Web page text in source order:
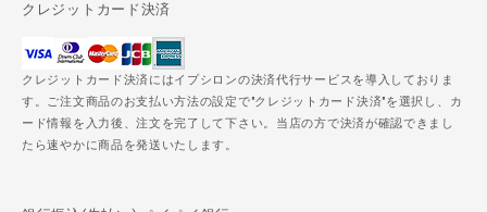
クレジットカード決済
クレジットカード決済にはイプシロンの決済代行サービスを導入しておりま
す。ご注文商品のお支払い方法の設定で"クレジットカード決済"を選択し、カ
ード情報を入力後、注文を完了して下さい。当店の方で決済が確認できまし
たら速やかに商品を発送いたします。